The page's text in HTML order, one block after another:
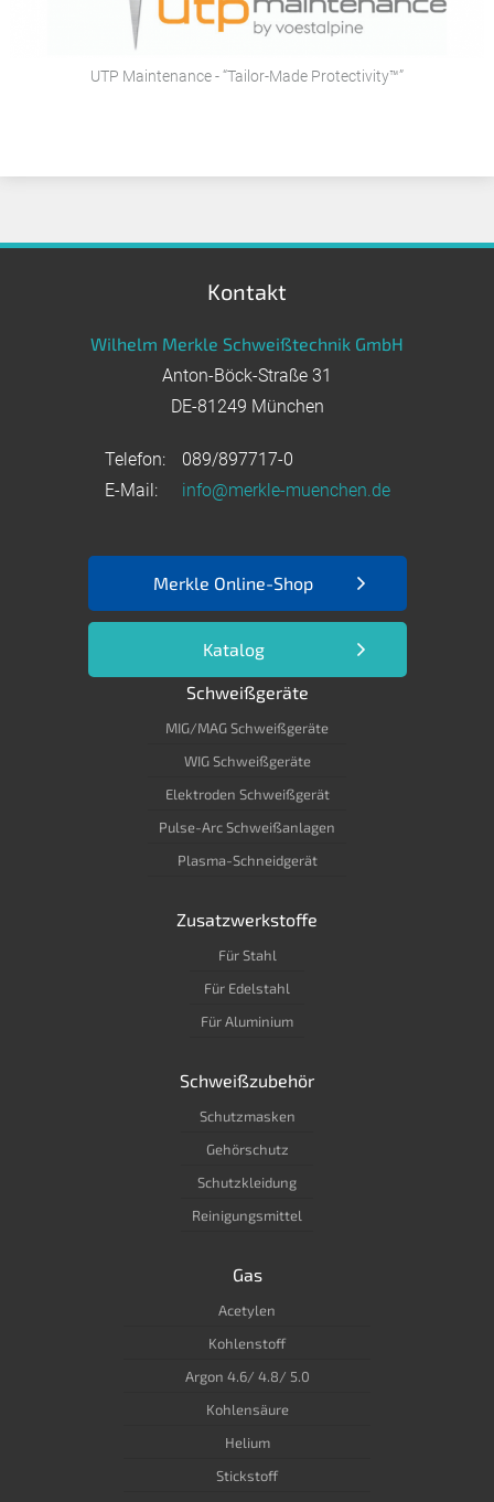
UTP Maintenance - “Tailor-Made Protectivity™”
Kontakt
Wilhelm Merkle Schweißtechnik GmbH
Anton-Böck-Straße 31
DE-81249 München
Telefon:
089/897717-0
E-Mail:
info@merkle-muenchen.de
Merkle Online-Shop
Katalog
Schweißgeräte
MIG/MAG Schweißgeräte
WIG Schweißgeräte
Elektroden Schweißgerät
Pulse-Arc Schweißanlagen
Plasma-Schneidgerät
Zusatzwerkstoffe
Für Stahl
Für Edelstahl
Für Aluminium
Schweißzubehör
Schutzmasken
Gehörschutz
Schutzkleidung
Reinigungsmittel
Gas
Acetylen
Kohlenstoff
Argon 4.6/ 4.8/ 5.0
Kohlensäure
Helium
Stickstoff